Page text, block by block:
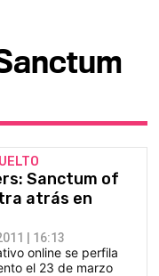
Sanctum of
atrás en
| 16:13
online se perfila
el 23 de marzo